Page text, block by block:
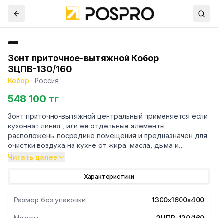
Зонт приточное-вытяжной Кобор
ЗЦПВ-130/160
Кобор · Россия
548 100 тг
Зонт приточно-вытяжной центральный применяется если
кухонная линия , или ее отдельные элементы
расположены посредине помещения и предназначен для
очистки воздуха на кухне от жира, масла, дыма и
водяного пара. Зонт должен подключаться к вытяжной
установлен. Для ускорения процесса очищения воздуха и
расположены жалюзи. Положение жалюзи, меняется с
помощью рычажков. Изменяя положение жалюзи,
Читать далее
Характеристики
Размер без упаковки 1300х1600х400